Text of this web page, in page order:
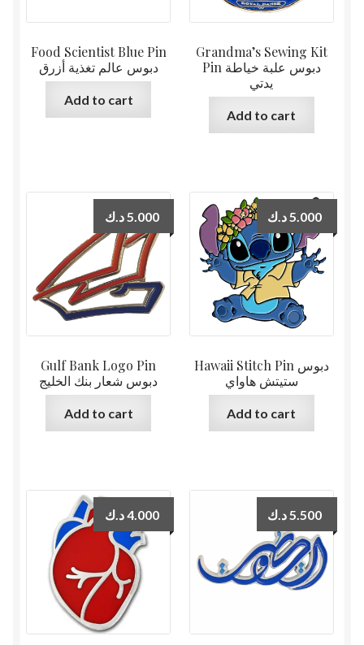
Food Scientist Blue Pin
دبوس عالم تغذية أزرق
Add to cart
Grandma’s Sewing Kit
Pin دبوس علبة خياطة
يدتي
Add to cart
Gulf Bank Logo Pin
دبوس شعار بنك الخليج
5.000د.ك
Add to cart
Hawaii Stitch Pin دبوس
ستيتش هاواي
5.000د.ك
Add to cart
4.000د.ك 5.500د.ك